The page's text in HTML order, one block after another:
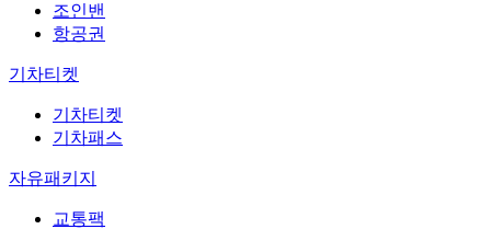
조인밴
항공권
기차티켓
기차티켓
기차패스
자유패키지
교통팩